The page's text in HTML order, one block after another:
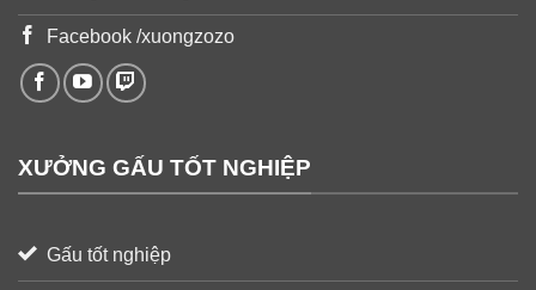
Facebook /xuongzozo
XƯỞNG GẤU TỐT NGHIỆP
Gấu tốt nghiệp